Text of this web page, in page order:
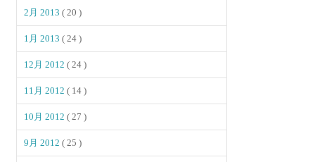
2月 2013( 20 )
1月 2013( 24 )
12月 2012( 24 )
11月 2012( 14 )
10月 2012( 27 )
9月 2012( 25 )